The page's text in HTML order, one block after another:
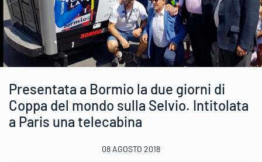
Presentata a Bormio la due giorni di
Coppa del mondo sulla Selvio. Intitolata
a Paris una telecabina
08 AGOSTO 2018